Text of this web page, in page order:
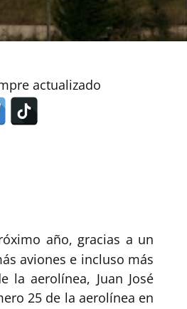
actualizado
año, gracias a un
aviones e incluso más
la aerolínea, Juan José
25 de la aerolínea en